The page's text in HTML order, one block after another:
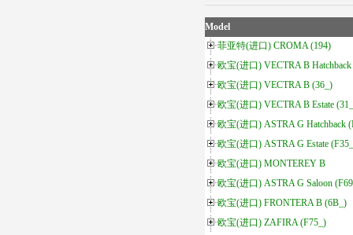
Model
菲亚特(进口) CROMA (194)
欧宝(进口) VECTRA B Hatchback
欧宝(进口) VECTRA B (36_)
欧宝(进口) VECTRA B Estate
欧宝(进口) ASTRA G Hatchback
欧宝(进口) ASTRA G Estate
欧宝(进口) MONTEREY B
欧宝(进口) ASTRA G Saloon
欧宝(进口) FRONTERA B (6B_)
欧宝(进口) ZAFIRA (F75_)